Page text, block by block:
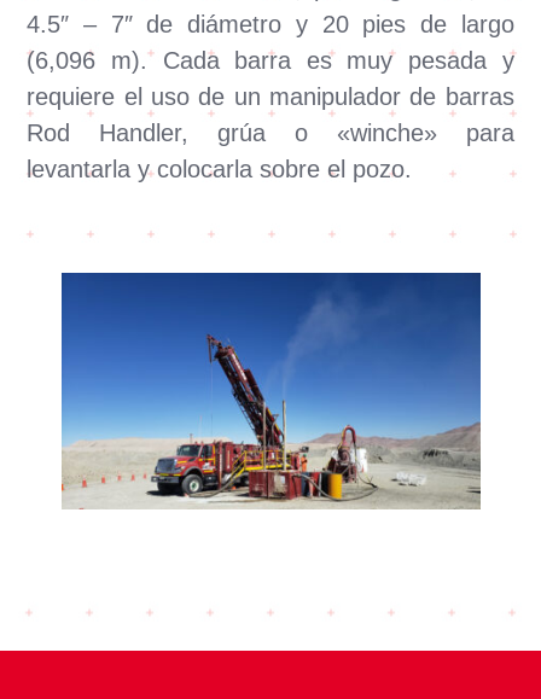
4.5″ – 7″ de diámetro y 20 pies de largo
(6,096 m). Cada barra es muy pesada y
requiere el uso de un manipulador de barras
Rod Handler, grúa o «winche» para
levantarla y colocarla sobre el pozo.